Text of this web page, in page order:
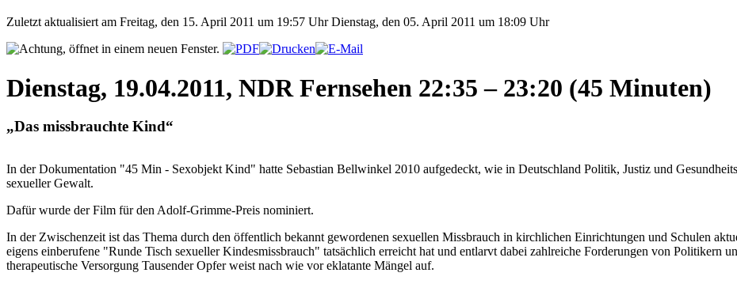
Zuletzt aktualisiert am Freitag, den 15. April 2011 um 19:57 UhrDienstag, den 05. April 2011 um 18:09 Uhr
Dienstag, 19.04.2011, NDR Fernsehen 22:35 – 23:20 (45 Minuten)
„Das missbrauchte Kind“
In der Dokumentation "45 Min - Sexobjekt Kind" hatte Sebastian Bellwinkel 2010 aufgedeckt, wie in Deutschland Politik, Justiz und
sexueller Gewalt.
Dafür wurde der Film für den Adolf-Grimme-Preis nominiert.
In der Zwischenzeit ist das Thema durch den öffentlich bekannt gewordenen sexuellen Missbrauch in kirchlichen Einrichtungen und Schulen
eigens einberufene "Runde Tisch sexueller Kindesmissbrauch" tatsächlich erreicht hat und entlarvt dabei zahlreiche Forderungen von Politikern
therapeutische Versorgung Tausender Opfer weist nach wie vor eklatante Mängel auf.